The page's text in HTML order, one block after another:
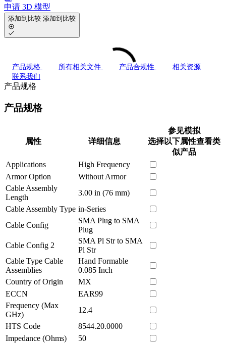
申请 3D 模型
添加到比较 添加到比较
产品规格 所有相关文件 产品合规性
相关资源
联系我们
产品规格
产品规格
属性 详细信息
参见模拟
选择以下属性查看类
似产品
Applications
High Frequency
Armor Option
Without Armor
Cable Assembly
Length
3.00 in (76 mm)
Cable Assembly Type in-Series
Cable Config
SMA Plug to SMA
Plug
Cable Config 2
SMA Pl Str to SMA
Pl Str
Cable Type Cable
Assemblies
Hand Formable
0.085 Inch
Country of Origin
MX
ECCN
EAR99
Frequency (Max
GHz)
12.4
HTS Code
8544.20.0000
Impedance (Ohms)
50